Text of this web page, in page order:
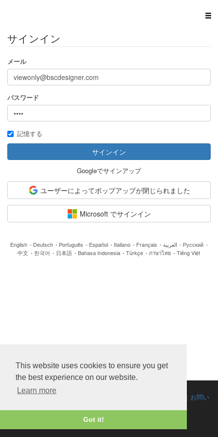
This website uses cookies to ensure you get
the best experience on our website.
Learn more
Got it!
サインイン
メール
パスワード
記憶する
サインイン
Googleでサインアップ
ユーザーによってポップアップが閉じられました
Microsoft でサインイン
English - Deutsch - Português - Español - Italiano - Français - العربية - Русский -
中文 - 한국어 - 日本語 - Bahasa Indonesia - Türkçe - ภาษาไทย - Tiếng Việt
2013-2026 © 全著作権所有. | お問い